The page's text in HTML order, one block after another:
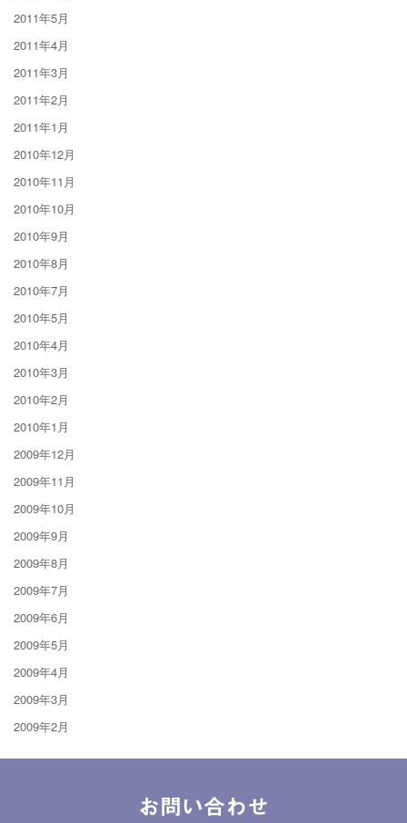
2011年5月
2011年4月
2011年3月
2011年2月
2011年1月
2010年12月
2010年11月
2010年10月
2010年9月
2010年8月
2010年7月
2010年5月
2010年4月
2010年3月
2010年2月
2010年1月
2009年12月
2009年11月
2009年10月
2009年9月
2009年8月
2009年7月
2009年6月
2009年5月
2009年4月
2009年3月
2009年2月
お問い合わせ